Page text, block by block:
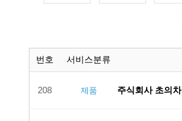
번호 서비스분류
208 제품 주식회사 초의차